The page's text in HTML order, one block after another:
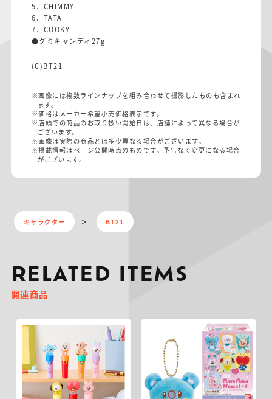
5．CHIMMY
6．TATA
7．COOKY
●グミキャンディ27g
(C)BT21
※画像には複数ラインナップを組み合わせて撮影したものも含まれ
ます。
※価格はメーカー希望小売価格表示です。
※店頭での商品のお取り扱い開始日は、店舗によって異なる場合が
ございます。
※画像は実際の商品とは多少異なる場合がございます。
※掲載情報はページ公開時点のものです。予告なく変更になる場合
がございます。
キャラクター BT21
RELATED ITEMS
関連商品